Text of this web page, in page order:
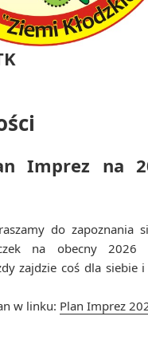
Imprez na
do zapoznania
na obecny 2026
zajdzie coś dla siebie
w linku: Plan Imprez